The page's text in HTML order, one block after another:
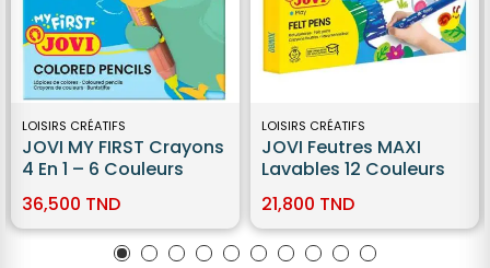
LOISIRS CRÉATIFS
JOVI MY FIRST Crayons
4 En 1 – 6 Couleurs
36,500 TND
LOISIRS CRÉATIFS
JOVI Feutres MAXI
Lavables 12 Couleurs
21,800 TND